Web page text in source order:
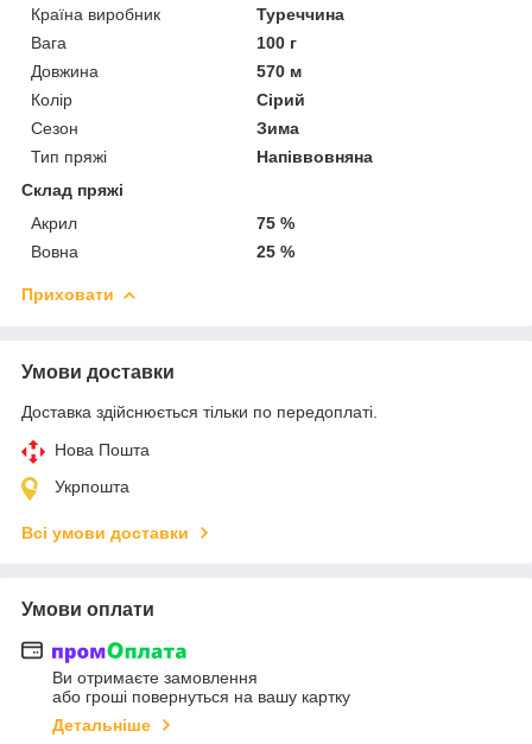
Країна виробник
Туреччина
Вага
100 г
Довжина
570 м
Колір
Сірий
Сезон
Зима
Тип пряжі
Напіввовняна
Склад пряжі
Акрил
75 %
Вовна
25 %
Приховати
Умови доставки
Доставка здійснюється тільки по передоплаті.
Нова Пошта
Укрпошта
Всі умови доставки
Умови оплати
Ви отримаєте замовлення
або гроші повернуться на вашу картку
Детальніше